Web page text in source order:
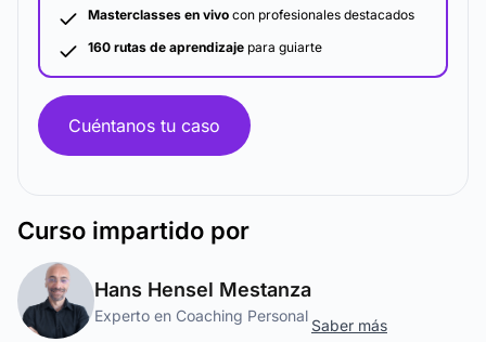
Masterclasses en vivo con profesionales destacados
160 rutas de aprendizaje para guiarte
Cuéntanos tu caso
Curso impartido por
Hans Hensel Mestanza
Experto en Coaching Personal
Saber más